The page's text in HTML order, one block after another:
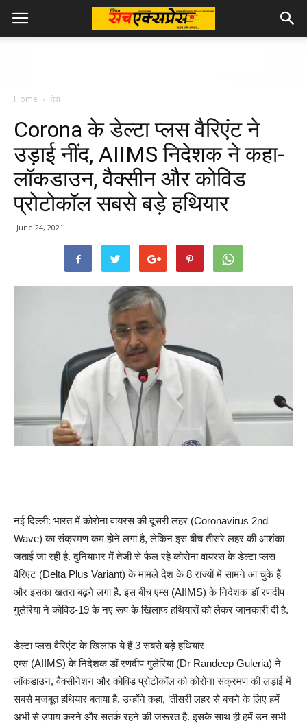
Home देश
Corona के डेल्टा प्लस वैरिएंट ने
उड़ाई नींद, AIIMS निदेशक ने कहा-
लॉकडाउन, वैक्‍सीन और कोविड
प्रोटोकॉल सबसे बड़े हथियार
June 24, 2021
नई दिल्ली: भारत में कोरोना वायरस की दूसरी लहर (Coronavirus 2nd
Wave) का संक्रमण कम होने लगा है, लेकिन इस बीच तीसरे लहर की आशंका
जताई जा रही है. दुनियाभर में तेजी से फैल रहे कोरोना वायरस के डेल्टा प्लस
वैरिएंट (Delta Plus Variant) के मामले देश के 8 राज्यों में सामने आ चुके हैं
और इसका खतरा बढ़ने लगा है. इस बीच एम्स (AIIMS) के निदेशक डॉ रणदीप
गुलेरिया ने कोविड-19 के नए रूप के खिलाफ हथियारों को लेकर जानकारी दी है.
डेल्टा प्लस वैरिएंट के खिलाफ ये हैं 3 सबसे बड़े हथियार
एम्स (AIIMS) के निदेशक डॉ रणदीप गुलेरिया (Dr Randeep Guleria) ने
लॉकडाउन, वैक्सीनेशन और कोविड प्रोटोकॉल को कोरोना संक्रमण की लड़ाई में
सबसे मजबूत हथियार बताया है. उन्होंने कहा, ‘तीसरी लहर से बचने के लिए हमें
अभी से उपाय करने और सतर्क रहने की जरूरत है. इसके साथ ही हमें उन सभी